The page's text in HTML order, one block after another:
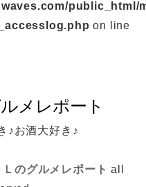
public_html/
on line
♪お酒大好き♪
のグルメレポート all